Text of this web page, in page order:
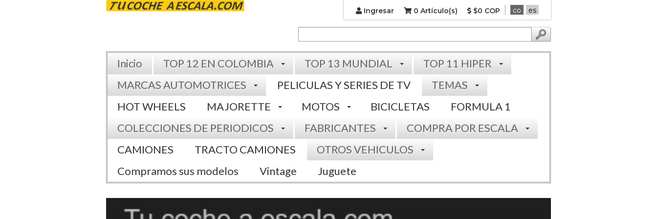
Ingresar 0 Artículo(s) $0 COP co es
Inicio TOP 12 EN COLOMBIA TOP 13 MUNDIAL
TOP 11 HIPER
MARCAS AUTOMOTRICES
PELICULAS Y SERIES DE TV
TEMAS
HOT WHEELS
MAJORETTE MOTOS BICICLETAS
FORMULA 1
COLECCIONES DE PERIODICOS
FABRICANTES
COMPRA POR ESCALA
CAMIONES
TRACTO CAMIONES
OTROS VEHICULOS
Compramos sus modelos
Vintage Juguete